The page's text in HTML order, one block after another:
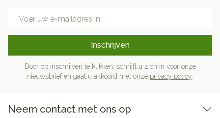
Inschrijven
Door op inschrijven te klikken, schrijft u zich in voor onze
nieuwsbrief en gaat u akkoord met onze privacy policy
Neem contact met ons op